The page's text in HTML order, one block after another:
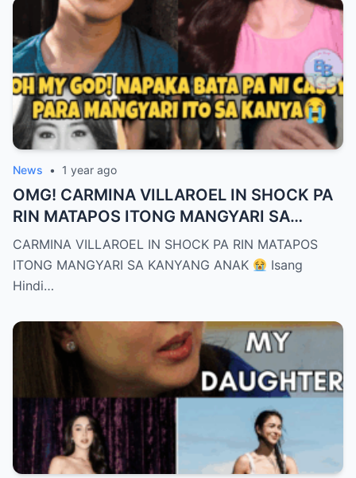
News • 1 year ago
OMG! CARMINA VILLAROEL IN SHOCK PA
RIN MATAPOS ITONG MANGYARI SA
KANYANG ANAK
CARMINA VILLAROEL IN SHOCK PA RIN MATAPOS
ITONG MANGYARI SA KANYANG ANAK
Isang
Hindi…